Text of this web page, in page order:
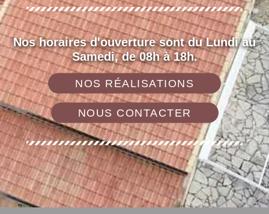
Nos horaires d'ouverture sont du Lundi au
Samedi, de 08h à 18h.
NOS RÉALISATIONS
NOUS CONTACTER